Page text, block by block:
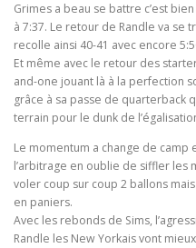
Grimes a beau se battre c’est
à 7:37. Le retour de Randle va se
recolle ainsi 40-41 avec encore
Et même avec le retour des
and-one jouant là à la perfection
grâce à sa passe de quarterback
terrain pour le dunk de
Le momentum a change de camp
l’arbitrage en oublie de siffler les
voler coup sur coup 2 ballons
en paniers.
Avec les rebonds de Sims,
Randle les New Yorkais vont